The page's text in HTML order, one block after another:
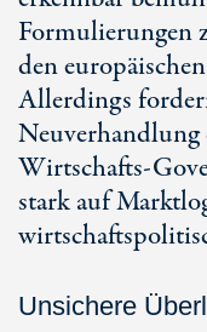
Formulierungen
den
Allerdings
Neuverhandlung
Wirtschafts-
stark auf
Unsichere